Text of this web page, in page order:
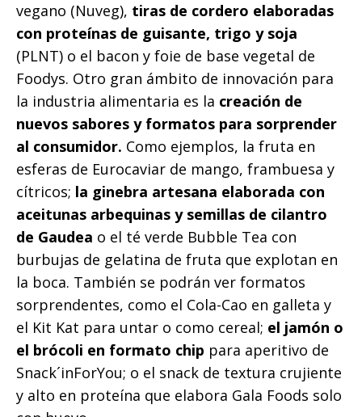
vegano (Nuveg), tiras de cordero elaboradas
con proteínas de guisante, trigo y soja
(PLNT) o el bacon y foie de base vegetal de
Foodys. Otro gran ámbito de innovación para
la industria alimentaria es la creación de
nuevos sabores y formatos para sorprender
al consumidor. Como ejemplos, la fruta en
esferas de Eurocaviar de mango, frambuesa y
cítricos; la ginebra artesana elaborada con
aceitunas arbequinas y semillas de cilantro
de Gaudea o el té verde Bubble Tea con
burbujas de gelatina de fruta que explotan en
la boca. También se podrán ver formatos
sorprendentes, como el Cola-Cao en galleta y
el Kit Kat para untar o como cereal; el jamón o
el brócoli en formato chip para aperitivo de
Snack´inForYou; o el snack de textura crujiente
y alto en proteína que elabora Gala Foods solo